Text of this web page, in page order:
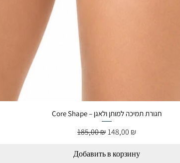
Core Shape – חגורת תמיכה למותן ולאגן
Обычная цена
185,00 ₪ Цена со скидкой
148,00 ₪
Добавить в корзину